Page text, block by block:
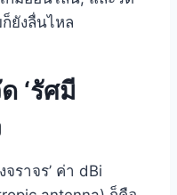
ยังลื่นไหล
‘รัศมี
ราจร’ ค่า dBi